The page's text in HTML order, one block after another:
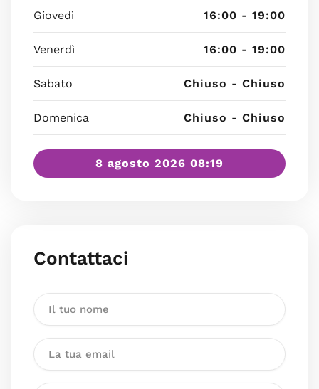
Giovedì 16:00 - 19:00
Venerdì 16:00 - 19:00
Sabato Chiuso - Chiuso
Domenica Chiuso - Chiuso
8 agosto 2026 08:19
Contattaci